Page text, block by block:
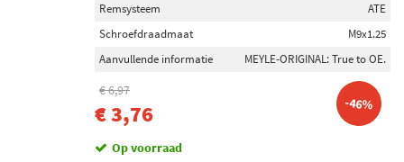
Remsysteem
ATE
Schroefdraadmaat
M9x1.25
Aanvullende informatie
MEYLE-ORIGINAL: True to OE.
€ 6,97
€ 3,76 -46%
Op voorraad